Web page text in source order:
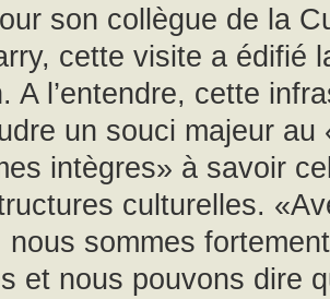
son collègue de la
cette visite a édifié
A l’entendre, cette
un souci majeur au
intègres» à savoir
culturelles.
nous sommes fortement
et nous pouvons dire